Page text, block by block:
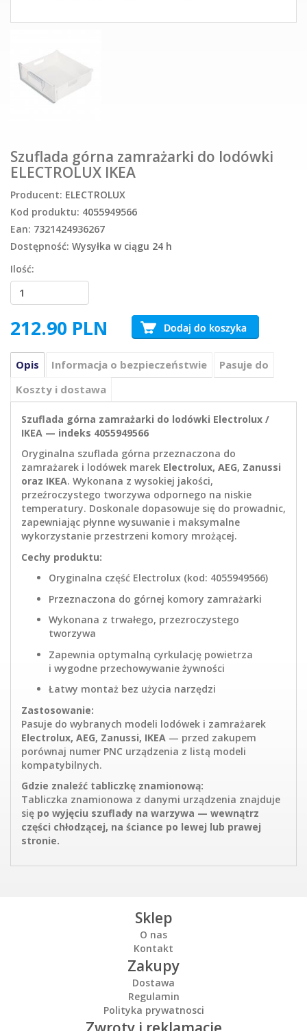
Szuflada górna zamrażarki do lodówki
ELECTROLUX IKEA
Producent: ELECTROLUX
Kod produktu: 4055949566
Ean: 7321424936267
Dostępność: Wysyłka w ciągu 24 h
Ilość:
212.90 PLN
Opis Informacja o bezpieczeństwie
Pasuje do
Koszty i dostawa
Szuflada górna zamrażarki do lodówki Electrolux /
IKEA — indeks 4055949566
Oryginalna szuflada górna przeznaczona do
zamrażarek i lodówek marek Electrolux, AEG, Zanussi
oraz IKEA. Wykonana z wysokiej jakości,
przeźroczystego tworzywa odpornego na niskie
temperatury. Doskonale dopasowuje się do prowadnic,
zapewniając płynne wysuwanie i maksymalne
wykorzystanie przestrzeni komory mrożącej.
Cechy produktu:
Oryginalna część Electrolux (kod: 4055949566)
Przeznaczona do górnej komory zamrażarki
Wykonana z trwałego, przezroczystego
tworzywa
Zapewnia optymalną cyrkulację powietrza
i wygodne przechowywanie żywności
Łatwy montaż bez użycia narzędzi
Zastosowanie:
Pasuje do wybranych modeli lodówek i zamrażarek
Electrolux, AEG, Zanussi, IKEA — przed zakupem
porównaj numer PNC urządzenia z listą modeli
kompatybilnych.
Gdzie znaleźć tabliczkę znamionową:
Tabliczka znamionowa z danymi urządzenia znajduje
się po wyjęciu szuflady na warzywa — wewnątrz
części chłodzącej, na ściance po lewej lub prawej
stronie.
Sklep
O nas
Kontakt
Zakupy
Dostawa
Regulamin
Polityka prywatnosci